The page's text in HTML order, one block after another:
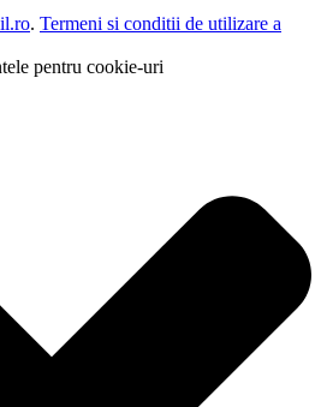
. Termeni si conditii de utilizare a
pentru cookie-uri